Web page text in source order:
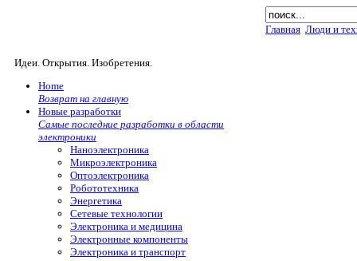
Главная Люди и
Идеи. Открытия. Изобретения.
Home
Возврат на главную
Новые разработки
Самые последние разработки в области
электроники
Наноэлектроника
Микроэлектроника
Оптоэлектроника
Робототехника
Энергетика
Сетевые технологии
Электроника и медицина
Электронные компоненты
Электроника и транспорт